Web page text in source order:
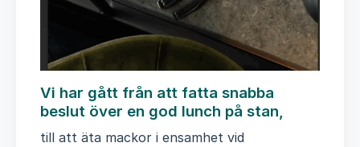
Vi har gått från att fatta snabba
beslut över en god lunch på stan,
till att äta mackor i ensamhet vid